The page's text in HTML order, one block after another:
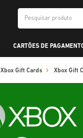
CARTÕES DE
Xbox Gift Cards Xbox Gift